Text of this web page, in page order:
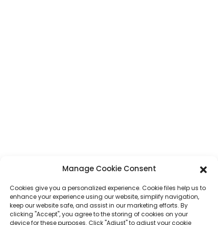
jack@hcpaperproduct.com
LIENS RAPIDES PRODUITS
Manage Cookie Consent
Cookies give you a personalized experience. Cookie files help us to
enhance your experience using our website, simplify navigation,
keep our website safe, and assist in our marketing efforts. By
clicking "Accept", you agree to the storing of cookies on your
device for these purposes. Click "Adjust" to adjust your cookie